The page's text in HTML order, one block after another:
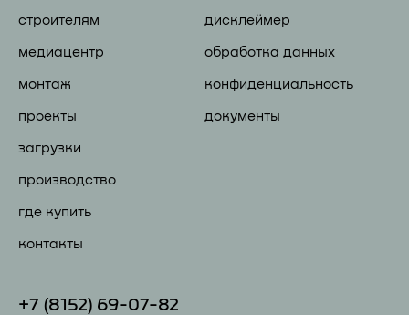
строителям
медиацентр
монтаж
проекты
загрузки
производство
где купить
контакты
дисклеймер
обработка данных
конфиденциальность
документы
+7 (81 52) 69-07-82